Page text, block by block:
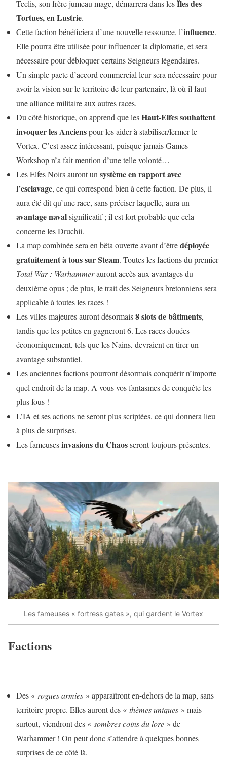
Teclis, son frère jumeau mage, démarrera dans lesÎles des
Tortues, en Lustrie.
Cette faction bénéficiera d’une nouvelle ressource, l’influence.
Elle pourra être utilisée pour influencer la diplomatie, et sera
nécessaire pour débloquer certains Seigneurs légendaires.
Un simple pacte d’accord commercial leur sera nécessaire pour
avoir la vision sur le territoire de leur partenaire, là où il faut
une alliance militaire aux autres races.
Du côté historique, on apprend que lesHaut-Elfes souhaitent
invoquer les Ancienspour les aider à stabiliser/fermer le
Vortex. C’est assez intéressant, puisque jamais Games
Workshop n’a fait mention d’une telle volonté…
Les Elfes Noirs auront un système en rapport avec
l’esclavage, ce qui correspond bien à cette faction. De plus, il
aura été dit qu’une race, sans préciser laquelle, aura un
avantage navalsignificatif ; il est fort probable que cela
concerne les Druchii.
La map combinée sera en bêta ouverte avant d’êtredéployée
gratuitement à tous sur Steam. Toutes les factions du premier
Total War : Warhammerauront accès aux avantages du
deuxième opus ; de plus, le trait des Seigneurs bretonniens sera
applicable à toutes les races !
Les villes majeures auront désormais8 slots de bâtiments,
tandis que les petites en gagneront 6. Les races douées
économiquement, tels que les Nains, devraient en tirer un
avantage substantiel.
Les anciennes factions pourront désormais conquérir n’importe
quel endroit de la map. A vous vos fantasmes de conquête les
plus fous !
L’IA et ses actions ne seront plus scriptées, ce qui donnera lieu
à plus de surprises.
Les fameusesinvasions du Chaosseront toujours présentes.
Les fameuses « fortress gates », qui gardent le Vortex
Factions
Des « rogues armies » apparaîtront en-dehors de la map, sans
territoire propre. Elles auront des « thèmes uniques » mais
surtout, viendront des « sombres coins du lore » de
Warhammer ! On peut donc s’attendre à quelques bonnes
surprises de ce côté là.